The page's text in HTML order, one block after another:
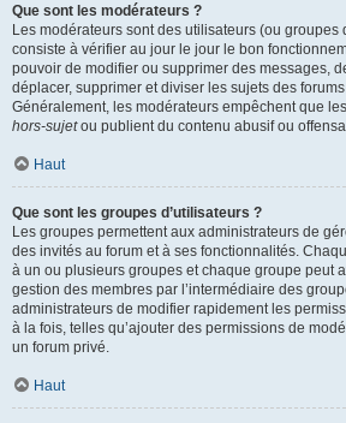
Que sont les modérateurs ?
Les modérateurs sont des utilisateurs (ou groupes
consiste à vérifier au jour le jour le bon
pouvoir de modifier ou supprimer des messages,
déplacer, supprimer et diviser les sujets des
Généralement, les modérateurs empêchent que
hors-sujetou publient du contenu abusif ou
Haut
Que sont les groupes d’utilisateurs ?
Les groupes permettent aux administrateurs de
des invités au forum et à ses fonctionnalités.
à un ou plusieurs groupes et chaque groupe peut
gestion des membres par l’intermédiaire des
administrateurs de modifier rapidement les
à la fois, telles qu’ajouter des permissions de
un forum privé.
Haut